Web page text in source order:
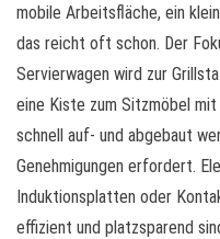
mobile Arbeitsfläche, ein
das reicht oft schon. Der
Servierwagen wird zur
eine Kiste zum Sitzmöbel
schnell auf- und abgebaut
Genehmigungen erfordert.
Induktionsplatten oder
effizient und platzsparend